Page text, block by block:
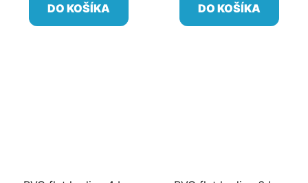
DO KOŠÍKA DO KOŠÍKA